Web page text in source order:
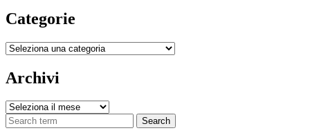
Categorie
Categorie
Archivi
Archivi
Search